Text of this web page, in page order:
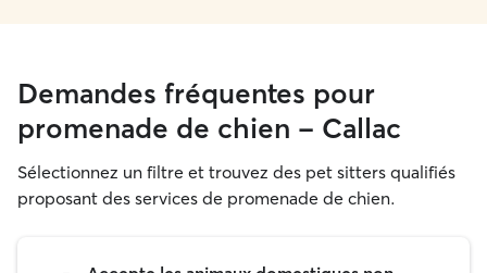
Demandes fréquentes pour
promenade de chien - Callac
Sélectionnez un filtre et trouvez des pet sitters qualifiés
proposant des services de promenade de chien.